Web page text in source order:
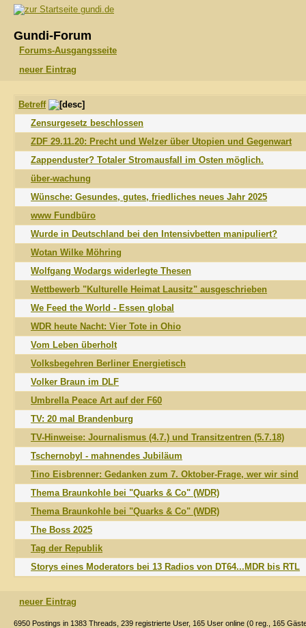
gundi.de
Gundi-Forum
Forums-Ausgangsseite
neuer Eintrag
Betreff
Zensurgesetz beschlossen
ZDF 29.11.20: Precht und Welzer über Utopien und Gegenwart
Zappenduster? Totaler Stromausfall im Osten möglich.
über-wachung
Wünsche: Gesundes, gutes, friedliches neues Jahr 2025
www Fundbüro
Wurde in Deutschland bei den Intensivbetten manipuliert?
Wotan Wilke Möhring
Wolfgang Wodargs widerlegte Thesen
Wettbewerb "Kulturelle Heimat Lausitz" ausgeschrieben
We Feed the World - Essen global
WDR heute Nacht: Vier Tote in Ohio
Vom Leben überholt
Volksbegehren Berliner Energietisch
Volker Braun im DLF
Umbrella Peace Art auf der F60
TV: 20 mal Brandenburg
TV-Hinweise: Journalismus (4.7.) und Transitzentren (5.7.18)
Tschernobyl - mahnendes Jubiläum
Tino Eisbrenner: Gedanken zum 7. Oktober-Frage, wer wir sind
Thema Braunkohle bei "Quarks & Co" (WDR)
Thema Braunkohle bei "Quarks & Co" (WDR)
The Boss 2025
Tag der Republik
Storys eines Moderators bei 13 Radios von DT64...MDR bis RTL
neuer Eintrag
6950 Postings in 1383 Threads, 239 registrierte User, 165 User online (0 reg., 165